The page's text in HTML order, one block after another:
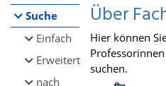
Suche
Einfach
Erweitert
nach
Über
Hier können
suchen.